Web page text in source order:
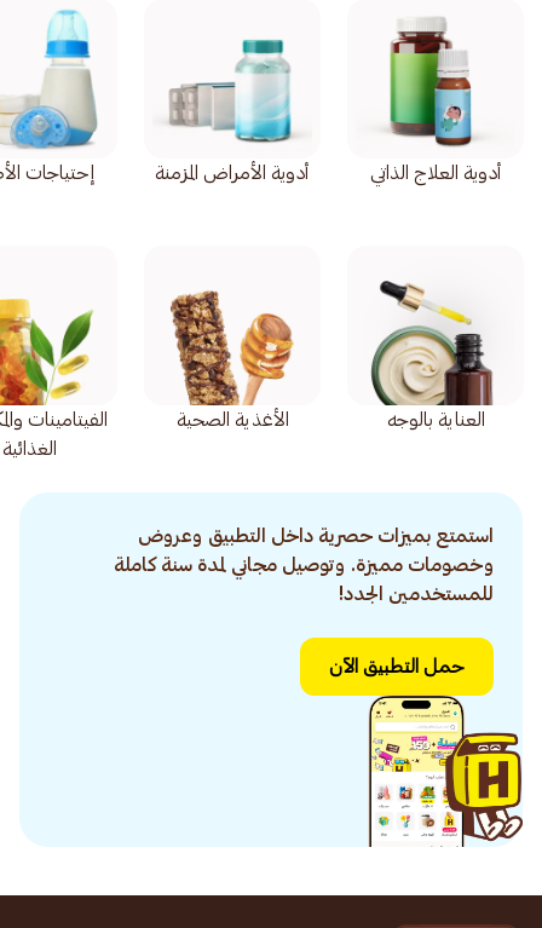
أدوية العلاج الذاتي أدوية الأمراض المزمنة إحتياجات
العناية بالوجه الأغذية الصحية
الفيتامينات
الغذائية
استمتع بميزات حصرية داخل التطبيق وعروض
وخصومات مميزة. وتوصيل مجاني لمدة سنة كاملة
للمستخدمين الجدد!
حمل التطبيق الآن